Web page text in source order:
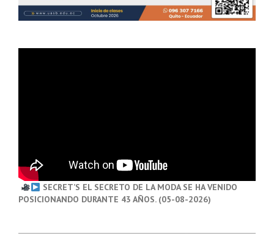
SECRET’S EL SECRETO DE LA MODA SE HA VENIDO
POSICIONANDO DURANTE 43 AÑOS. (05-08-2026)